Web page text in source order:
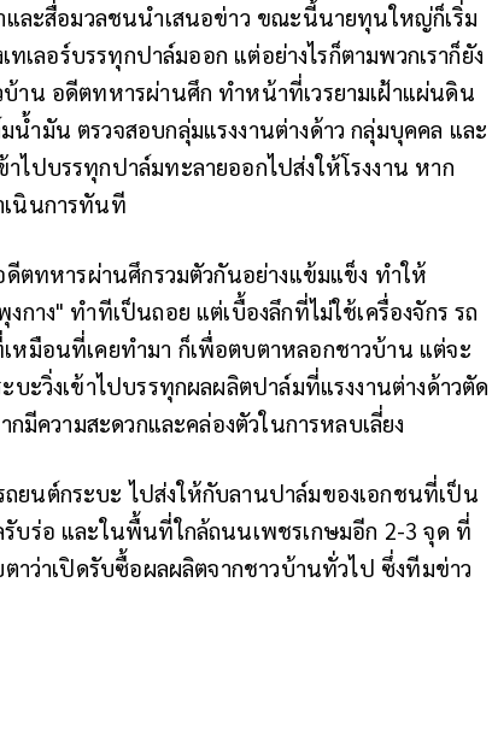
และสื่อมวลชนนำเสนอข่าว ขณะนี้นายทุนใหญ่ก็เริ่ม
ทเลอร์บรรทุกปาล์มออก แต่อย่างไรก็ตามพวกเราก็ยัง
าน อดีตทหารผ่านศึก ทำหน้าที่เวรยามเฝ้าแผ่นดิน
ำมัน ตรวจสอบกลุ่มแรงงานต่างด้าว กลุ่มบุคคล และ
ปบรรทุกปาล์มทะลายออกไปส่งให้โรงงาน หาก
เนินการทันที
ดีตทหารผ่านศึกรวมตัวกันอย่างแข้มแข็ง ทำให้
าง" ทำทีเป็นถอย แต่เบื้องลึกที่ไม่ใช้เครื่องจักร รถ
มือนที่เคยทำมา ก็เพื่อตบตาหลอกชาวบ้าน แต่จะ
ะวิ่งเข้าไปบรรทุกผลผลิตปาล์มที่แรงงานต่างด้าวตัด
มีความสะดวกและคล่องตัวในการหลบเลี่ยง
ยนต์กระบะ ไปส่งให้กับลานปาล์มของเอกชนที่เป็น
บร่อ และในพื้นที่ใกล้ถนนเพชรเกษมอีก 2-3 จุด ที่
าว่าเปิดรับซื้อผลผลิตจากชาวบ้านทั่วไป ซึ่งทีมข่าว